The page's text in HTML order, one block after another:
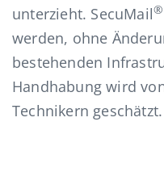
unterzieht. SecuMail®
werden, ohne
bestehenden
Handhabung wird
Technikern geschätzt.